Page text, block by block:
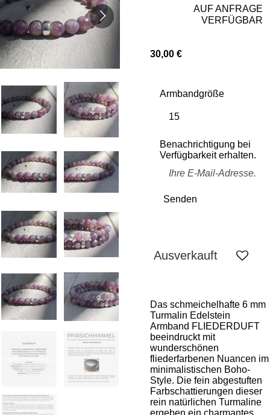
AUF ANFRAGE
VERFÜGBAR
30,00 €
Armbandgröße
Benachrichtigung bei
Verfügbarkeit erhalten.
Senden
Ausverkauft
Das schmeichelhafte 6 mm
Turmalin Edelstein
Armband FLIEDERDUFT
beeindruckt mit
wunderschönen
fliederfarbenen Nuancen im
minimalistischen Boho-
Style. Die fein abgestuften
Farbschattierungen dieser
rein natürlichen Turmaline